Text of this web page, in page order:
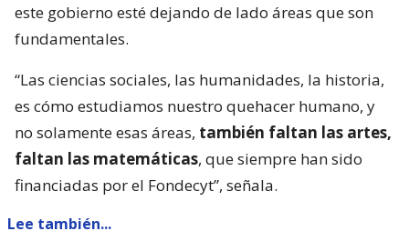
este gobierno esté dejando de lado áreas que son
fundamentales.
“Las ciencias sociales, las humanidades, la historia,
es cómo estudiamos nuestro quehacer humano, y
no solamente esas áreas, también faltan las artes,
faltan las matemáticas, que siempre han sido
financiadas por el Fondecyt”, señala.
Lee también...